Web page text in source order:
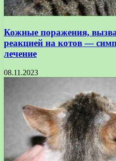
Кожные поражения,
реакцией на котов —
лечение
08.11.2023